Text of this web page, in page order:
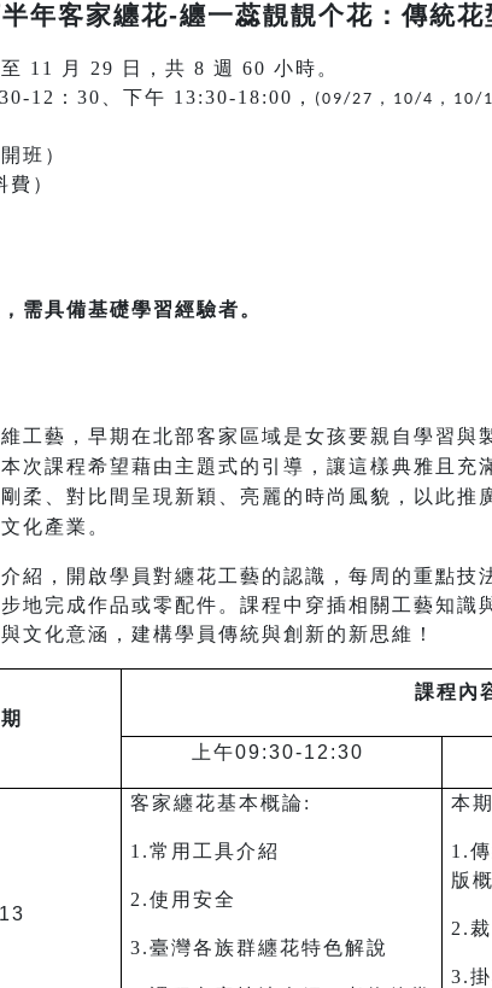
年客家纏花-纏一蕊靚靚个花：傳統花
11 月 29 日，共 8 週 60 小時。
12：30、下午 13:30-18:00，
(09/27 ， 10/4 ， 10/
班）
）
需具備基礎學習經驗者。
工藝，早期在北部客家區域是女孩要親自學習與
次課程希望藉由主題式的引導，讓這樣典雅且充
柔、對比間呈現新穎、亮麗的時尚風貌，以此推
化產業。
紹，開啟學員對纏花工藝的認識，每周的重點技
地完成作品或零配件。課程中穿插相關工藝知識
文化意涵，建構學員傳統與創新的新思維！
課程內
上午09:30-12:30
客家纏花基本概論:
1.常用工具介紹
2.使用安全
3.臺灣各族群纏花特色解說
本
1.
版
2.
3.